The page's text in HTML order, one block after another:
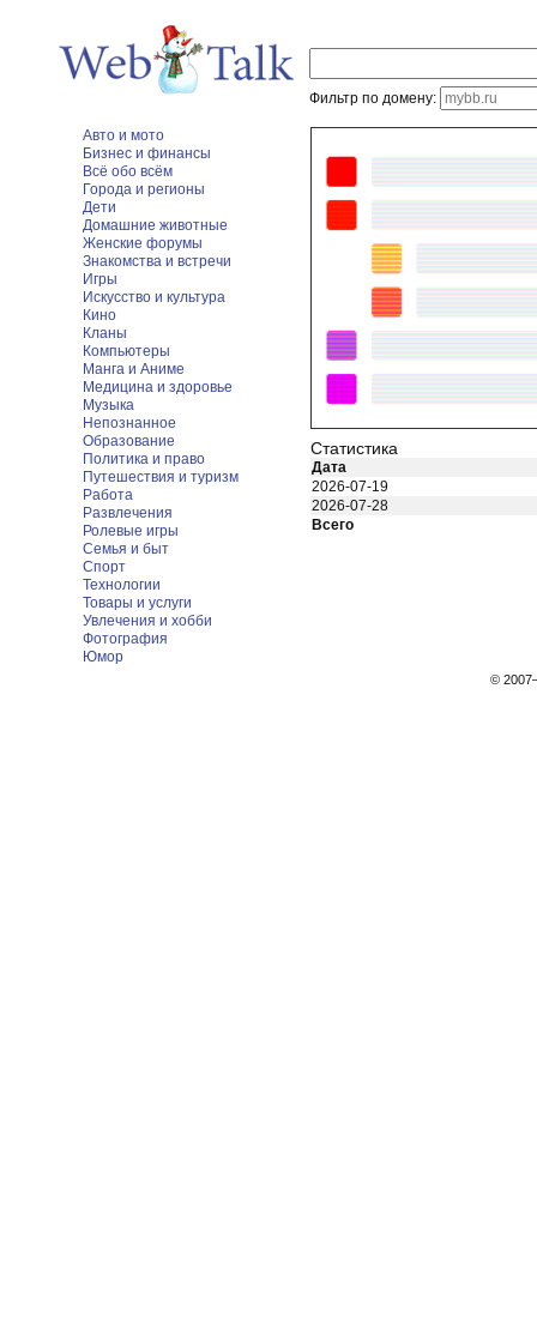
Фильтр по домену:
Авто и мото
Бизнес и финансы
Всё обо всём
Города и регионы
Дети
Домашние животные
Женские форумы
Знакомства и встречи
Игры
Искусство и культура
Кино
Кланы
Компьютеры
Манга и Аниме
Медицина и здоровье
Музыка
Непознанное
Образование
Политика и право
Путешествия и туризм
Работа
Развлечения
Ролевые игры
Семья и быт
Спорт
Технологии
Товары и услуги
Увлечения и хобби
Фотография
Юмор
Статистика
Дата
2026-07-19
2026-07-28
Всего
©